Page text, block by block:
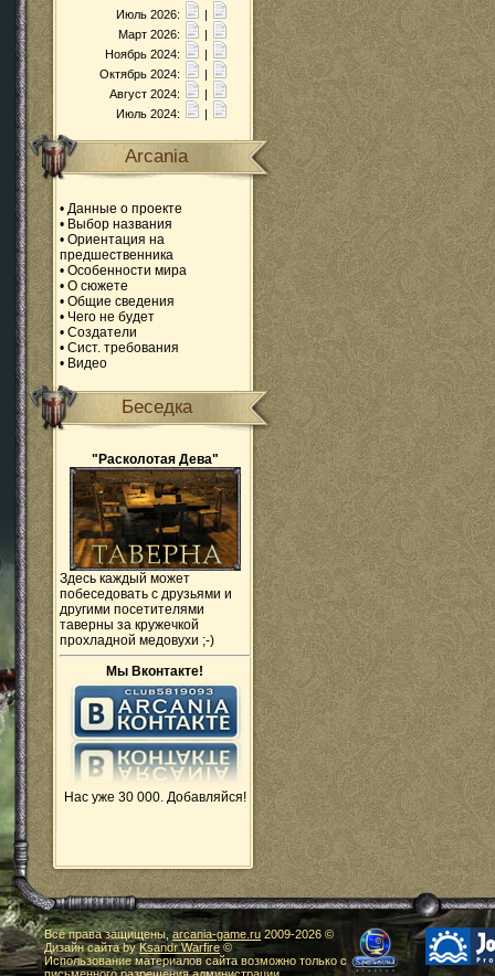
Июль 2026:
|
Март 2026:
|
Ноябрь 2024:
|
Октябрь 2024:
|
Август 2024:
|
Июль 2024:
|
Arcania
• Данные о проекте
• Выбор названия
• Ориентация на
предшественника
• Особенности мира
• О сюжете
• Общие сведения
• Чего не будет
• Создатели
• Сист. требования
• Видео
Беседка
"Расколотая Дева"
Здесь каждый может
побеседовать с друзьями и
другими посетителями
таверны за кружечкой
прохладной медовухи ;-)
Мы Вконтакте!
Нас уже 30 000. Добавляйся!
Все права защищены,arcania-game.ru2009-2026 ©
Дизайн сайта byKsandr Warfire©
Использование материалов сайта возможно только с